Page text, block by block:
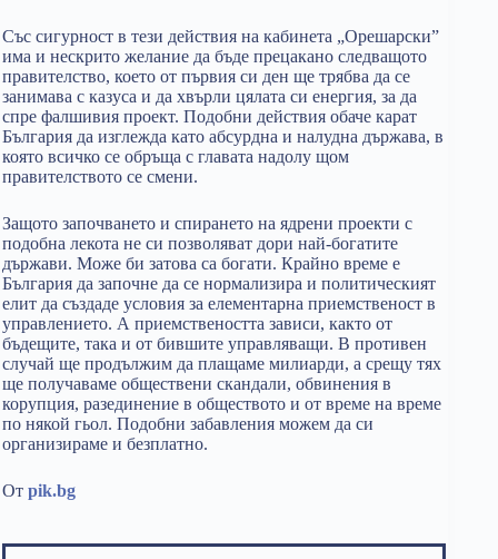
Със сигурност в тези действия на кабинета „Орешарски”
има и нескрито желание да бъде прецакано следващото
правителство, което от първия си ден ще трябва да се
занимава с казуса и да хвърли цялата си енергия, за да
спре фалшивия проект. Подобни действия обаче карат
България да изглежда като абсурдна и налудна държава, в
която всичко се обръща с главата надолу щом
правителството се смени.
Защото започването и спирането на ядрени проекти с
подобна лекота не си позволяват дори най-богатите
държави. Може би затова са богати. Крайно време е
България да започне да се нормализира и политическият
елит да създаде условия за елементарна приемственост в
управлението. А приемствеността зависи, както от
бъдещите, така и от бившите управляващи. В противен
случай ще продължим да плащаме милиарди, а срещу тях
ще получаваме обществени скандали, обвинения в
корупция, разединение в обществото и от време на време
по някой гьол. Подобни забавления можем да си
организираме и безплатно.
От pik.bg